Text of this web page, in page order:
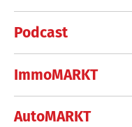
Podcast
ImmoMARKT
AutoMARKT